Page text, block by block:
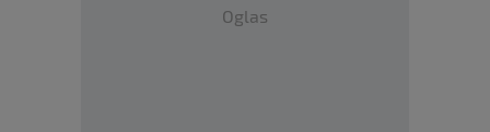
Oglas